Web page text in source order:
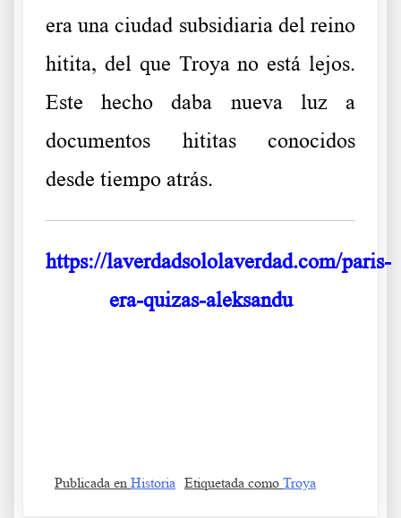
era una ciudad subsidiaria del reino
hitita, del que Troya no está lejos.
Este hecho daba nueva luz a
documentos hititas conocidos
desde tiempo atrás.
https://laverdadsololaverdad.com/paris-
era-quizas-aleksandu
Publicada en Historia Etiquetada como Troya